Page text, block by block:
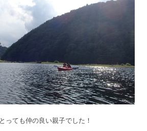
っても仲の良い親子でした！